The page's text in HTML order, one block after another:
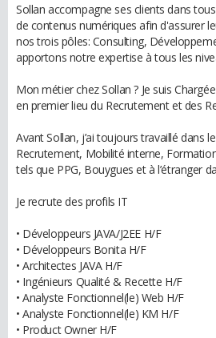
Sollan accompagne ses clients dans
de contenus numériques afin d'assurer
nos trois pôles: Consulting,
apportons notre expertise à tous les
Mon métier chez Sollan ? Je suis
en premier lieu du Recrutement et des
Avant Sollan, j’ai toujours travaillé dans
Recrutement, Mobilité interne,
tels que PPG, Bouygues et à l’étranger
Je recrute des profils IT
• Développeurs JAVA/J2EE H/F
• Développeurs Bonita H/F
• Architectes JAVA H/F
• Ingénieurs Qualité & Recette H/F
• Analyste Fonctionnel(le) Web H/F
• Analyste Fonctionnel(le) KM H/F
• Product Owner H/F